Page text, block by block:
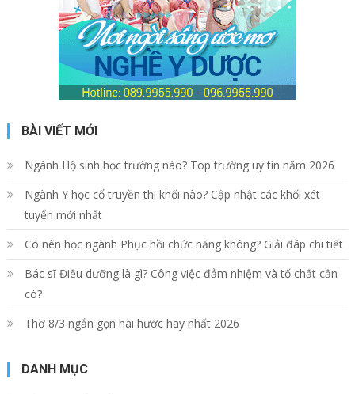
BÀI VIẾT MỚI
Ngành Hộ sinh học trường nào? Top trường uy tín năm 2026
Ngành Y học cổ truyền thi khối nào? Cập nhật các khối xét
tuyển mới nhất
Có nên học ngành Phục hồi chức năng không? Giải đáp chi tiết
Bác sĩ Điều dưỡng là gì? Công việc đảm nhiệm và tố chất cần
có?
Thơ 8/3 ngắn gọn hài hước hay nhất 2026
DANH MỤC